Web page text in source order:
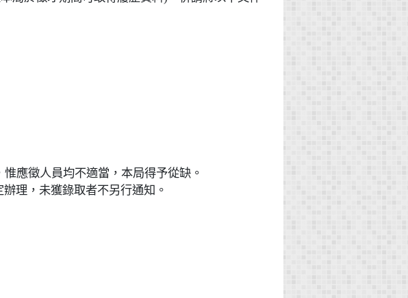
應徵人員均不適當，本局得予從缺。
理，未獲錄取者不另行通知。